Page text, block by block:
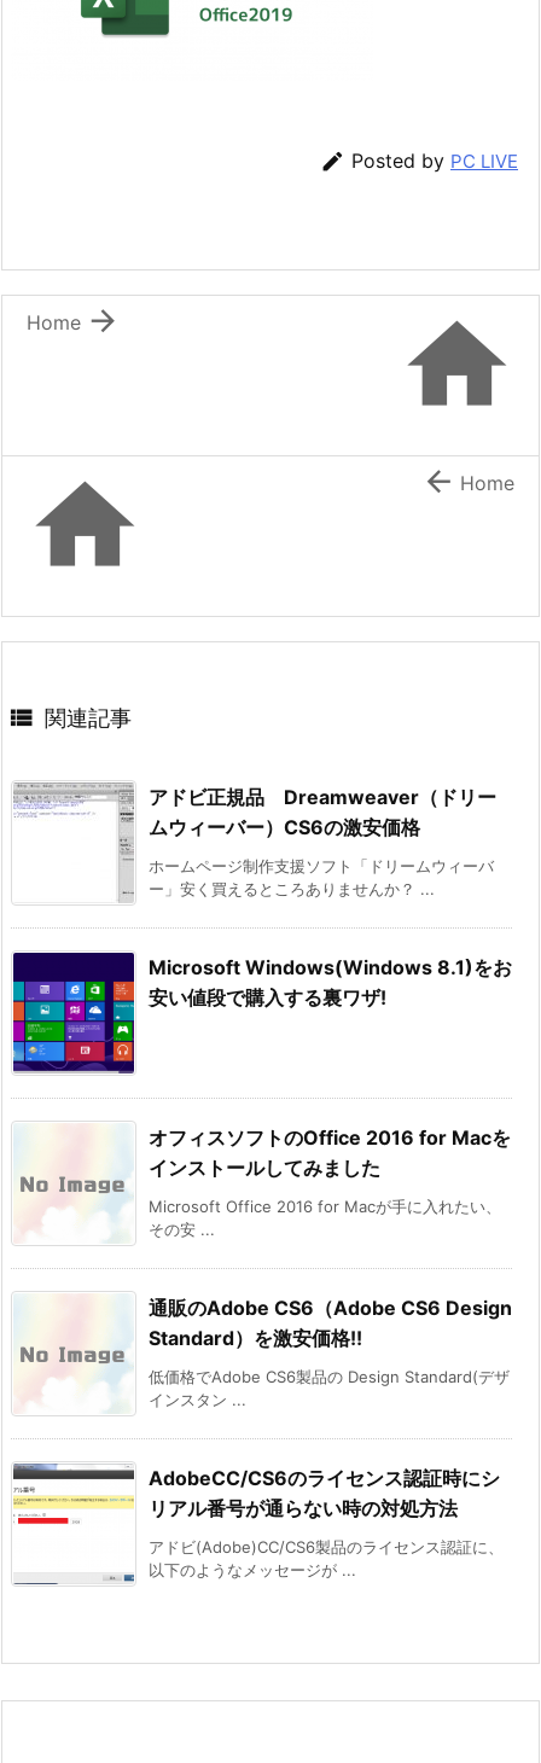
 Posted by PC LIVE


Home
  Home
 関連記事
アドビ正規品 Dreamweaver（ドリー
ムウィーバー）CS6の激安価格
ホームページ制作支援ソフト「ドリームウィーバ
ー」安く買えるところありませんか？ ...
Microsoft Windows(Windows 8.1)をお
安い値段で購入する裏ワザ!
オフィスソフトのOffice 2016 for Macを
インストールしてみました
Microsoft Office 2016 for Macが手に入れたい、
その安 ...
通販のAdobe CS6（Adobe CS6 Design
Standard）を激安価格!!
低価格でAdobe CS6製品の Design Standard(デザ
インスタン ...
AdobeCC/CS6のライセンス認証時にシ
リアル番号が通らない時の対処方法
アドビ(Adobe)CC/CS6製品のライセンス認証に、
以下のようなメッセージが ...